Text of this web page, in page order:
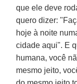
que ele deve
quero dizer:
hoje à noite
cidade aqui". E
humana, você
mesmo jeito,